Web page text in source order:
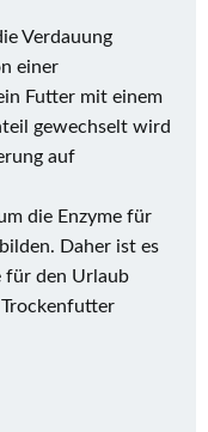
Verdauung
einer
Futter mit einem
gewechselt wird
auf
die Enzyme für
Daher ist es
für den Urlaub